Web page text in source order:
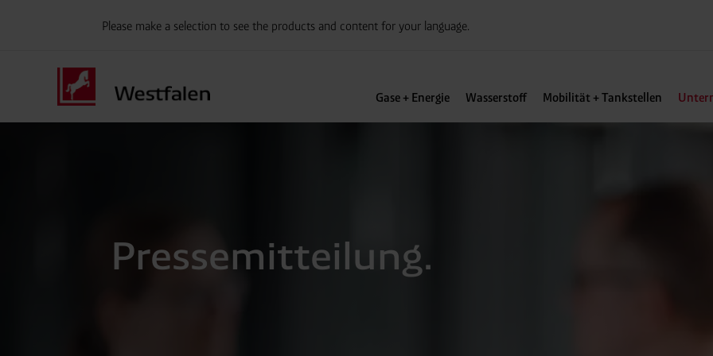
Please make a selection to see the products and content for your language.
Gase + Energie Wasserstoff Mobilität + Tankstellen
Pressemitteilung.